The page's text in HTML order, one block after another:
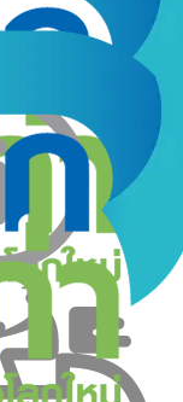
การวัดความกว้าง
นาดผ้าม่านและ
ต้อง ไม่ขาดไม่เกิน
ในปัจจุบันมีให้
ะเภทผ้าม่านประตูที่
าม่านกรองแสง
าม่านกันแสง เป็น
มารถกัน UV และ
แล้วแต่รูปแบบและ
งเลือกสีให้เหมาะ